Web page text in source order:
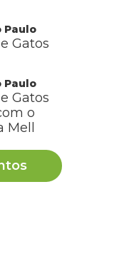
Paulo
Gatos
Paulo
Gatos
o